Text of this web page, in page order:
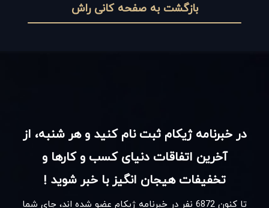
بازگشت به صفحه کانی راش
در خبرنامه ژیکام ثبت نام کنید و هر شنبه، از
آخرین اتفاقات دنیای کسب و کارها و
تخفیفات هیجان انگیز با خبر شوید !
تا کنون 6872 نفر در خبرنامه ژیکام عضو شده اند، جای شما